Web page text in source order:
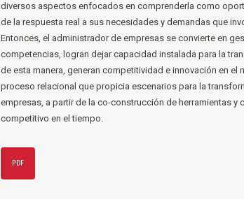
diversos aspectos enfocados en comprenderla como
de la respuesta real a sus necesidades y demandas que
Entonces, el administrador de empresas se convierte en
competencias, logran dejar capacidad instalada para la
de esta manera, generan competitividad e innovación en
proceso relacional que propicia escenarios para la
empresas, a partir de la co-construcción de herramientas
competitivo en el tiempo.
PDF